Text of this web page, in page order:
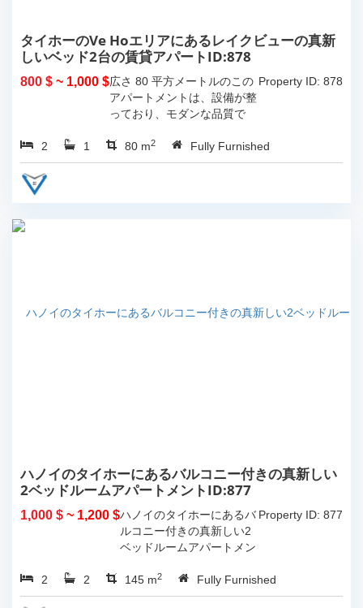
タイホーのVe Hoエリアにあるレイクビューの真新
しいベッド2台の賃貸アパートID:878
800 $ ~ 1,000 $ Property ID: 878
広さ 80 平方メートルのこの
アパートメントは、設備が整
っており、モダンな品質で
2
1 80 m2 Fully Furnished
ハノイのタイホーにあるバルコニー付きの真新しい
2ベッドルームアパートメントID:877
1,000 $ ~ 1,200 $ Property ID: 877
ハノイのタイホーにあるバ
ルコニー付きの真新しい2
ベッドルームアパートメン
は 145...
2 2 145 m2 Fully Furnished